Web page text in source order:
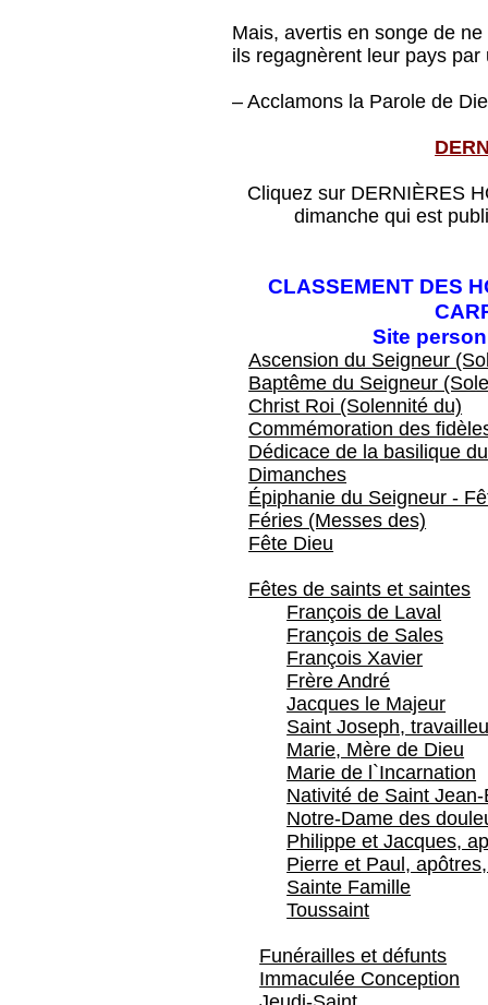
Mais, avertis en songe de
ils regagnèrent leur pays par
– Acclamons la Parole de
Cliquez sur DERNIÈRES
dimanche qui est
CLASSEMENT DES
Site
Ascension du Seigneur
Baptême du Seigneur
Christ Roi (Solennité du)
Commémoration des
Dédicace de la basilique
Dimanches
Épiphanie du Seigneur -
Féries (Messes des)
Fête Dieu
Fêtes de saints et saintes
François de Laval
François de Sales
François Xavier
Frère André
Jacques le Majeur
Saint Joseph,
Marie, Mère de Dieu
Marie de l`Incarnation
Nativité de Saint
Notre-Dame des
Philippe et Jacques,
Pierre et Paul,
Sainte Famille
Toussaint
Funérailles et défunts
Immaculée Conception